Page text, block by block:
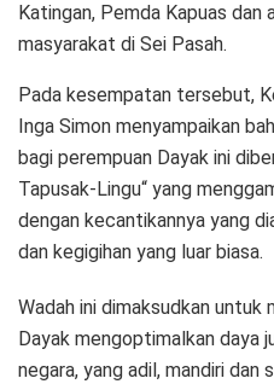
Katingan, Pemda Kapuas
masyarakat di Sei Pasah.
Pada kesempatan tersebut,
Inga Simon menyampaikan
bagi perempuan Dayak ini
Tapusak-Lingu“ yang
dengan kecantikannya yang
dan kegigihan yang luar biasa.
Wadah ini dimaksudkan untuk
Dayak mengoptimalkan daya
negara, yang adil, mandiri dan